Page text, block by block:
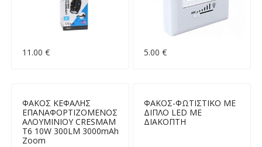
11.00 € 5.00 €
ΦΑΚΟΣ ΚΕΦΑΛΗΣ
ΕΠΑΝΑΦΟΡΤΙΖΟΜΕΝΟΣ
ΑΛΟΥΜΙΝΙΟΥ CRESMAM
T6 10W 300LM 3000mAh
Zoom
ΦΑΚΟΣ-ΦΩΤΙΣΤΙΚΟ ΜΕ
ΔΙΠΛΟ LED ΜΕ
ΔΙΑΚΟΠΤΗ